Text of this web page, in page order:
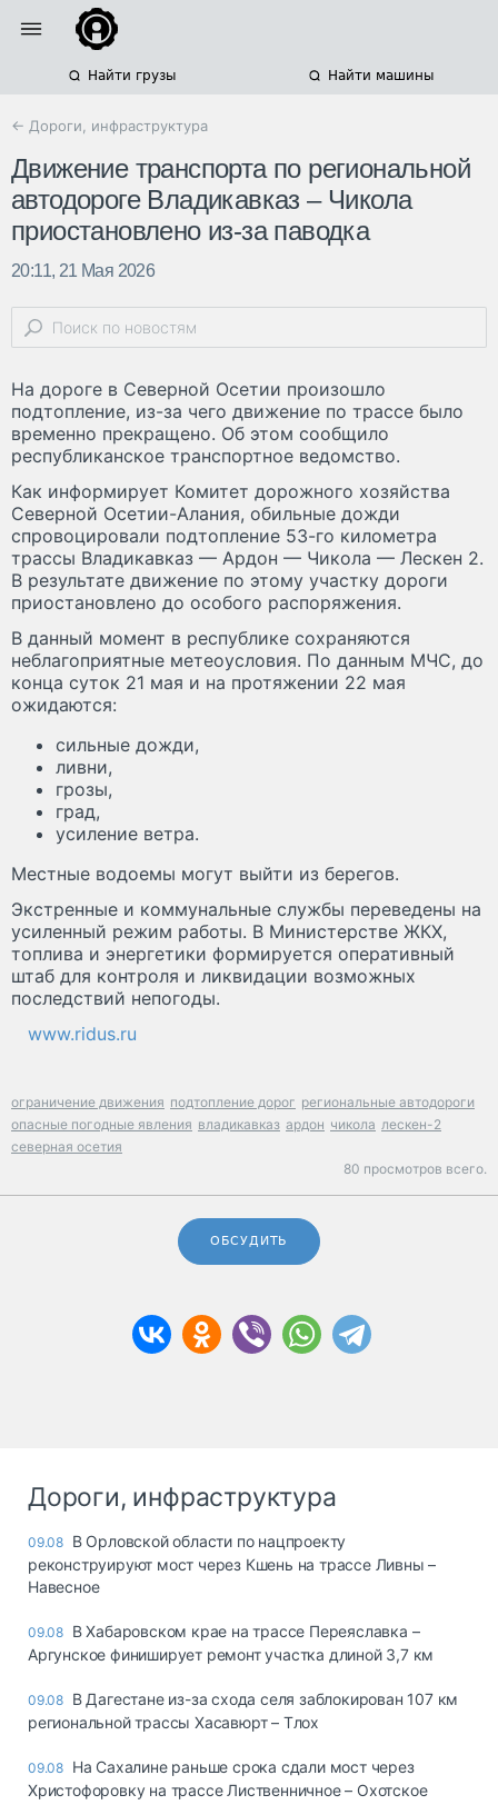
Найти грузы Найти машины
← Дороги, инфраструктура
Движение транспорта по региональной
автодороге Владикавказ – Чикола
приостановлено из-за паводка
20:11, 21 Мая 2026
На дороге в Северной Осетии произошло
подтопление, из-за чего движение по трассе было
временно прекращено. Об этом сообщило
республиканское транспортное ведомство.
Как информирует Комитет дорожного хозяйства
Северной Осетии-Алания, обильные дожди
спровоцировали подтопление 53-го километра
трассы Владикавказ — Ардон — Чикола — Лескен 2.
В результате движение по этому участку дороги
приостановлено до особого распоряжения.
В данный момент в республике сохраняются
неблагоприятные метеоусловия. По данным МЧС, до
конца суток 21 мая и на протяжении 22 мая
ожидаются:
сильные дожди,
ливни,
грозы,
град,
усиление ветра.
Местные водоемы могут выйти из берегов.
Экстренные и коммунальные службы переведены на
усиленный режим работы. В Министерстве ЖКХ,
топлива и энергетики формируется оперативный
штаб для контроля и ликвидации возможных
последствий непогоды.
www.ridus.ru
ограничение движения подтопление дорог региональные автодороги
опасные погодные явления владикавказ ардон чикола лескен-2
северная осетия
80 просмотров всего.
ОБСУДИТЬ
Дороги, инфраструктура
09.08 В Орловской области по нацпроекту
реконструируют мост через Кшень на трассе Ливны –
Навесное
09.08 В Хабаровском крае на трассе Переяславка –
Аргунское финиширует ремонт участка длиной 3,7 км
09.08 В Дагестане из-за схода селя заблокирован 107 км
региональной трассы Хасавюрт – Тлох
09.08 На Сахалине раньше срока сдали мост через
Христофоровку на трассе Лиственничное – Охотское